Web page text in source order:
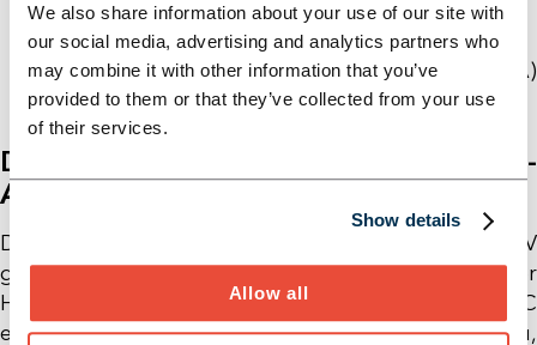
We also share information about your use of our site with
our social media, advertising and analytics partners who
may combine it with other information that you’ve
provided to them or that they’ve collected from your use
of their services.
Show details
Allow all
den Accounting Approach ( Default-Ansatz )
den Prudential Boundary Approach (PBA)
(Ausnahmeregelung)
Der Accounting Approach (Default-
Ansatz)
Der Accounting Approach basiert auf der GuV
gemäß Rechnungslegungsstandard (z. B. IFRS oder
HGB). Er ordnet Erträge und Aufwendungen der FC
entsprechend ihrer buchhalterischen Erfassung zu,